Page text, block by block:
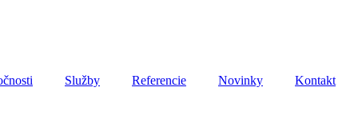
Služby Referencie Novinky Kontakt